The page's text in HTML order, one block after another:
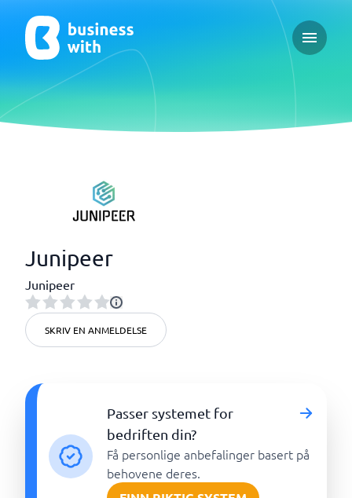
Open
Junipeer
Junipeer
SKRIV EN ANMELDELSE
Passer systemet for
bedriften din?
Få personlige anbefalinger basert på
behovene deres.